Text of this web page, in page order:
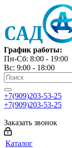
График работы:
Пн-Сб: 8:00 - 19:00
Вс: 9:00 - 18:00
+7(909)203-53-25
+7(909)203-53-25
Заказать звонок
Каталог